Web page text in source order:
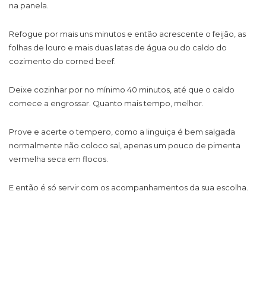
na panela.
Refogue por mais uns minutos e então acrescente o feijão, as
folhas de louro e mais duas latas de água ou do caldo do
cozimento do corned beef.
Deixe cozinhar por no mínimo 40 minutos, até que o caldo
comece a engrossar. Quanto mais tempo, melhor.
Prove e acerte o tempero, como a linguiça é bem salgada
normalmente não coloco sal, apenas um pouco de pimenta
vermelha seca em flocos.
E então é só servir com os acompanhamentos da sua escolha.